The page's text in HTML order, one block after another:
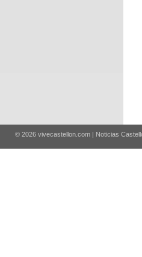
© 2026 vivecastellon.com | Noticias